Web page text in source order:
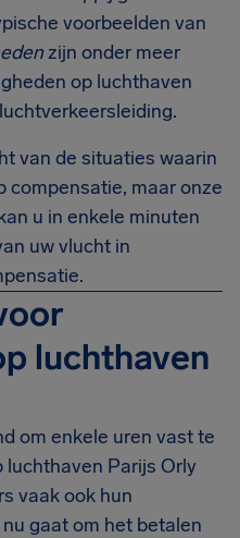
voorbeelden van
zijn onder meer
op luchthaven
van de situaties waarin
compensatie, maar onze
u in enkele minuten
uw vlucht in
luchthaven
om enkele uren vast te
Parijs Orly
vaak ook hun
gaat om het betalen